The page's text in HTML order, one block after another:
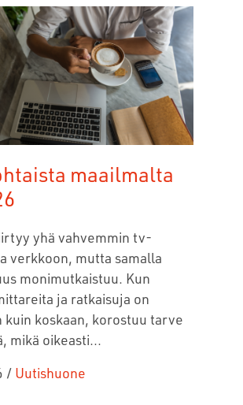
maailmalta
yhä vahvemmin tv-
verkkoon, mutta samalla
monimutkaistuu. Kun
ja ratkaisuja on
kuin koskaan, korostuu tarve
mikä oikeasti...
/ Uutishuone